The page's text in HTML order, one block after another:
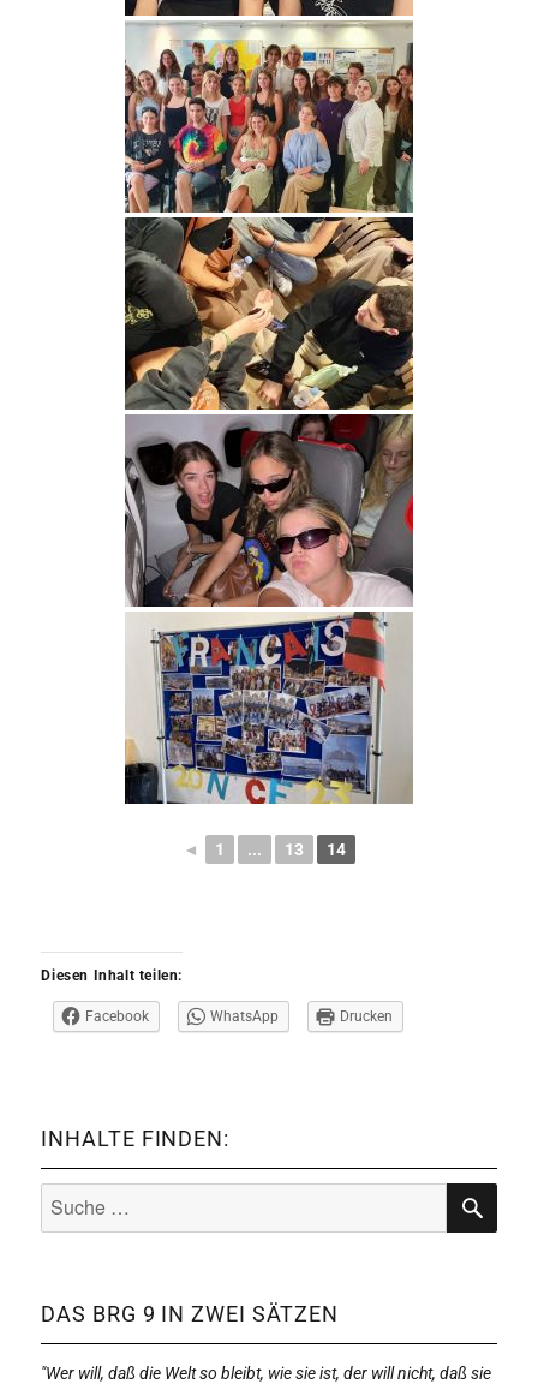
◄ 1 ... 13 14
Diesen Inhalt teilen:
Facebook WhatsApp Drucken
INHALTE FINDEN:
Suche
nach:
SUCHE
DAS BRG 9 IN ZWEI SÄTZEN
"Wer will, daß die Welt so bleibt, wie sie ist, der will nicht, daß sie